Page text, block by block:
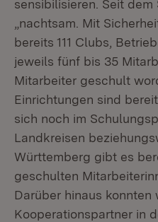
sensibilisieren. Seit
„nachtsam. Mit
bereits 111 Clubs,
jeweils fünf bis 35
Mitarbeiter geschult
Einrichtungen sind
sich noch im
Landkreisen
Württemberg gibt es
geschulten
Darüber hinaus konnten
Kooperationspartner in